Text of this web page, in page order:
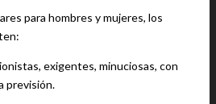
para hombres y mujeres, los
exigentes, minuciosas, con
previsión.